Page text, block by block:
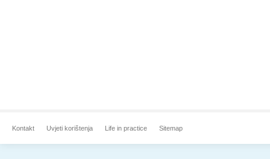
Kontakt Uvjeti korištenja Life in practice Sitemap